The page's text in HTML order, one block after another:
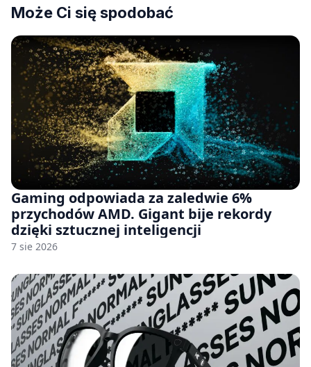
Może Ci się spodobać
Gaming odpowiada za zaledwie 6%
przychodów AMD. Gigant bije rekordy
dzięki sztucznej inteligencji
7 sie 2026